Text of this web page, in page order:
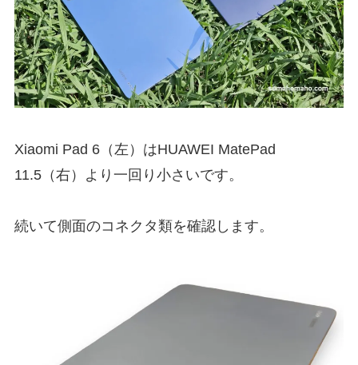
Xiaomi Pad 6（左）はHUAWEI MatePad
11.5（右）より一回り小さいです。
続いて側面のコネクタ類を確認します。